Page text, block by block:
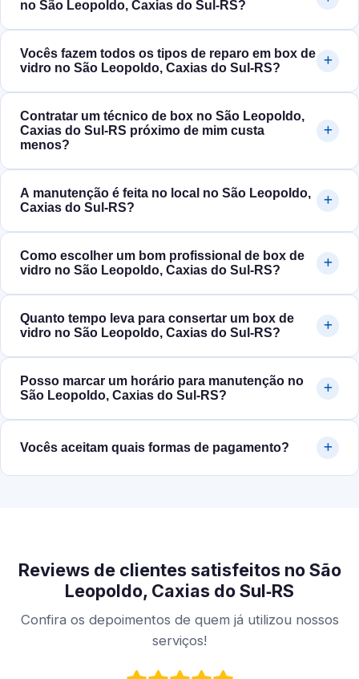
no São Leopoldo, Caxias do Sul‑RS?
Vocês fazem todos os tipos de reparo em box de
vidro no São Leopoldo, Caxias do Sul‑RS?
Contratar um técnico de box no São Leopoldo,
Caxias do Sul‑RS próximo de mim custa
menos?
A manutenção é feita no local no São Leopoldo,
Caxias do Sul‑RS?
Como escolher um bom profissional de box de
vidro no São Leopoldo, Caxias do Sul‑RS?
Quanto tempo leva para consertar um box de
vidro no São Leopoldo, Caxias do Sul‑RS?
Posso marcar um horário para manutenção no
São Leopoldo, Caxias do Sul‑RS?
Vocês aceitam quais formas de pagamento?
Reviews de clientes satisfeitos no São
Leopoldo, Caxias do Sul‑RS
Confira os depoimentos de quem já utilizou nossos
serviços!